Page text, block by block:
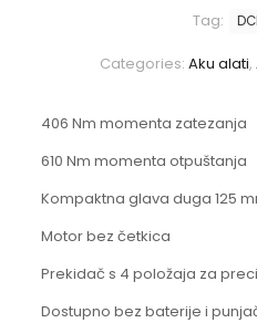
Categories: Aku alati,
Tag:
406 Nm momenta zatezanja
610 Nm momenta otpuštanja
Kompaktna glava duga 125
Motor bez četkica
Prekidač s 4 položaja za
Dostupno bez baterije i